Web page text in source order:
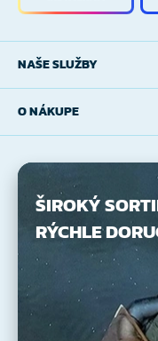
NAŠE SLUŽBY
O NÁKUPE
ŠIROKÝ
RÝCHLE